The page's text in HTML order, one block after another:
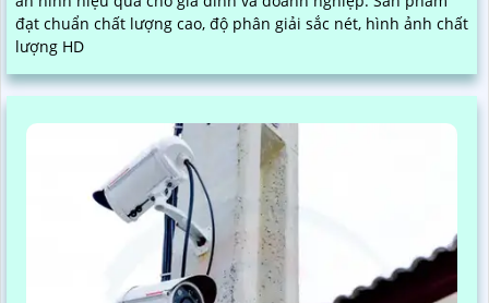
đạt chuẩn chất lượng cao, độ phân giải sắc nét, hình ảnh chất
lượng HD